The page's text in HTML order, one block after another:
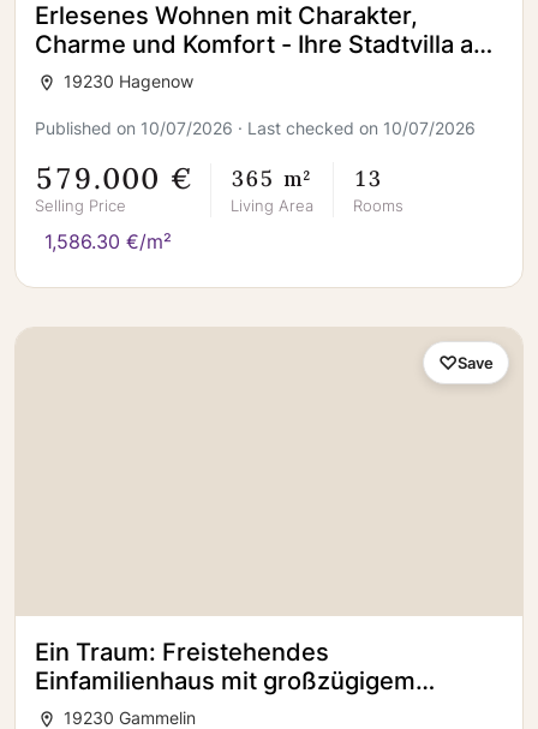
Erlesenes Wohnen mit Charakter,
Charme und Komfort - Ihre Stadtvilla am
Wasser
19230 Hagenow
Published on 10/07/2026 · Last checked on 10/07/2026
579.000 €
Selling Price
365 m²
Living Area
13
Rooms
1,586.30 €/m²
Ein Traum: Freistehendes
Einfamilienhaus mit großzügigem
Garten, Pool und Wohlfühlambiente!
19230 Gammelin
Save